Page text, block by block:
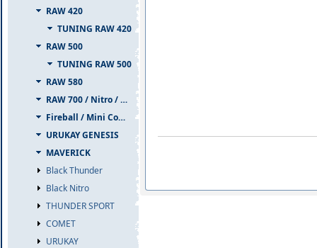
RAW 420
TUNING RAW 420
RAW 500
TUNING RAW 500
RAW 580
RAW 700 / Nitro / PIUMA
Fireball / Mini Comet
URUKAY GENESIS
MAVERICK
Black Thunder
Black Nitro
THUNDER SPORT
COMET
URUKAY